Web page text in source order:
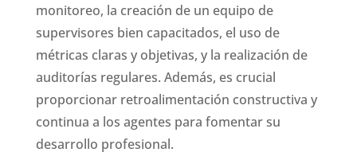
monitoreo, la creación de un equipo de
supervisores bien capacitados, el uso de
métricas claras y objetivas, y la realización de
auditorías regulares. Además, es crucial
proporcionar retroalimentación constructiva y
continua a los agentes para fomentar su
desarrollo profesional.